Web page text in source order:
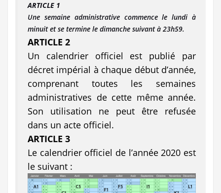
ARTICLE 1
Une semaine administrative commence le lundi à
minuit et se termine le dimanche suivant à 23h59.
ARTICLE 2
Un calendrier officiel est publié par
décret impérial à chaque début d’année,
comprenant toutes les semaines
administratives de cette même année.
Son utilisation ne peut être refusée
dans un acte officiel.
ARTICLE 3
Le calendrier officiel de l’année 2020 est
le suivant :